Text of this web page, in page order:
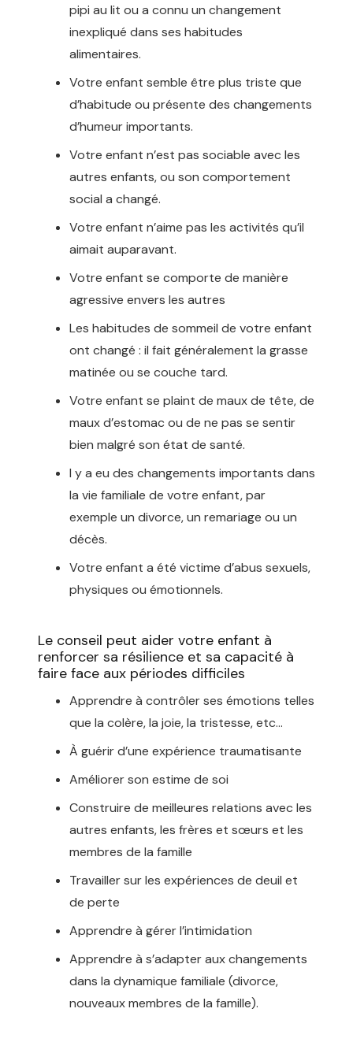
pipi au lit ou a connu un changement
inexpliqué dans ses habitudes
alimentaires.
Votre enfant semble être plus triste que
d’habitude ou présente des changements
d’humeur importants.
Votre enfant n’est pas sociable avec les
autres enfants, ou son comportement
social a changé.
Votre enfant n’aime pas les activités qu’il
aimait auparavant.
Votre enfant se comporte de manière
agressive envers les autres
Les habitudes de sommeil de votre enfant
ont changé : il fait généralement la grasse
matinée ou se couche tard.
Votre enfant se plaint de maux de tête, de
maux d’estomac ou de ne pas se sentir
bien malgré son état de santé.
l y a eu des changements importants dans
la vie familiale de votre enfant, par
exemple un divorce, un remariage ou un
décès.
Votre enfant a été victime d’abus sexuels,
physiques ou émotionnels.
Le conseil peut aider votre enfant à
renforcer sa résilience et sa capacité à
faire face aux périodes difficiles
Apprendre à contrôler ses émotions telles
que la colère, la joie, la tristesse, etc…
À guérir d’une expérience traumatisante
Améliorer son estime de soi
Construire de meilleures relations avec les
autres enfants, les frères et sœurs et les
membres de la famille
Travailler sur les expériences de deuil et
de perte
Apprendre à gérer l’intimidation
Apprendre à s’adapter aux changements
dans la dynamique familiale (divorce,
nouveaux membres de la famille).